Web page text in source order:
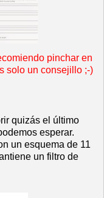
pinchar en
solo un consejillo ;-)
quizás el último
esperar.
un esquema de 11
un filtro de